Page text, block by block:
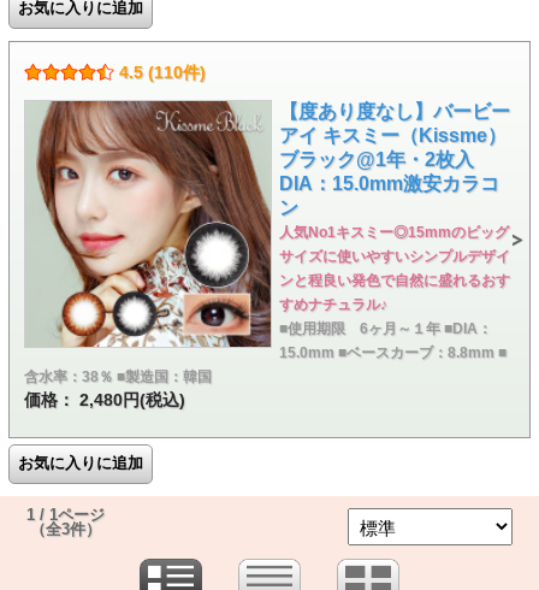
4.5 (110件)
【度あり度なし】バービー
アイ キスミー（Kissme）
ブラック@1年・2枚入
DIA：15.0mm激安カラコ
ン
人気No1キスミー◎15mmのビッグ
サイズに使いやすいシンプルデザイ
ンと程良い発色で自然に盛れるおす
すめナチュラル♪
■使用期限 6ヶ月～１年 ■DIA：
15.0mm ■ベースカーブ：8.8mm ■
含水率：38％ ■製造国：韓国
価格： 2,480円(税込)
1 / 1ページ
（全3件）